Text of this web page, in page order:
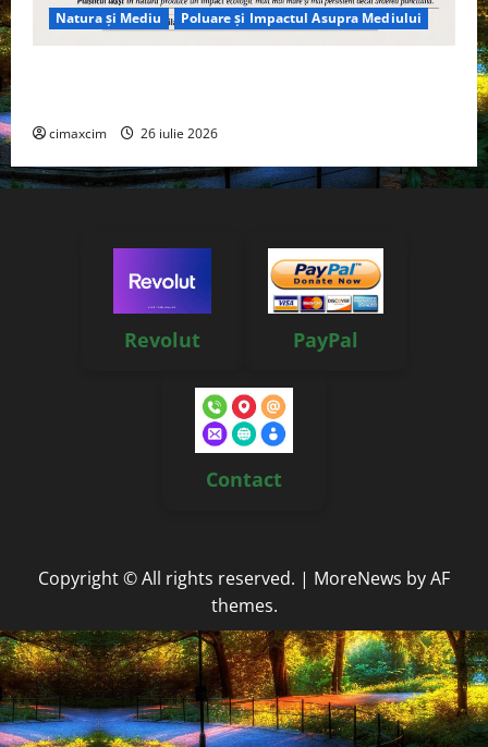
Natura și Mediu Poluare și Impactul Asupra Mediului
cimaxcim 26 iulie 2026
Revolut PayPal
Contact
Copyright © All rights reserved. | MoreNews by AF
themes.